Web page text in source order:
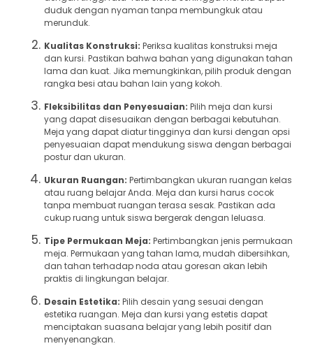
duduk dengan nyaman tanpa membungkuk atau
merunduk.
Kualitas Konstruksi: Periksa kualitas konstruksi meja
dan kursi. Pastikan bahwa bahan yang digunakan tahan
lama dan kuat. Jika memungkinkan, pilih produk dengan
rangka besi atau bahan lain yang kokoh.
Fleksibilitas dan Penyesuaian: Pilih meja dan kursi
yang dapat disesuaikan dengan berbagai kebutuhan.
Meja yang dapat diatur tingginya dan kursi dengan opsi
penyesuaian dapat mendukung siswa dengan berbagai
postur dan ukuran.
Ukuran Ruangan: Pertimbangkan ukuran ruangan kelas
atau ruang belajar Anda. Meja dan kursi harus cocok
tanpa membuat ruangan terasa sesak. Pastikan ada
cukup ruang untuk siswa bergerak dengan leluasa.
Tipe Permukaan Meja: Pertimbangkan jenis permukaan
meja. Permukaan yang tahan lama, mudah dibersihkan,
dan tahan terhadap noda atau goresan akan lebih
praktis di lingkungan belajar.
Desain Estetika: Pilih desain yang sesuai dengan
estetika ruangan. Meja dan kursi yang estetis dapat
menciptakan suasana belajar yang lebih positif dan
menyenangkan.